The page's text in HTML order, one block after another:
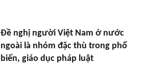
Đề nghị người Việt Nam ở nước
ngoài là nhóm đặc thù trong phổ
biến, giáo dục pháp luật